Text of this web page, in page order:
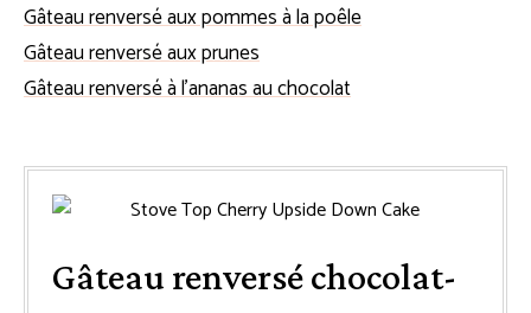
Gâteau renversé aux pommes à la poêle
Gâteau renversé aux prunes
Gâteau renversé à l’ananas au chocolat
Gâteau renversé chocolat-